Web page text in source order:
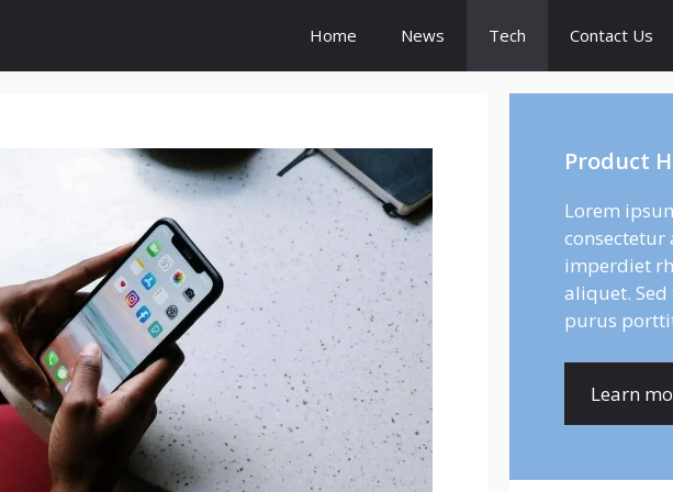
Home News Tech Contact Us
Product
Lorem
consectetur
imperdiet
aliquet.
purus
Learn